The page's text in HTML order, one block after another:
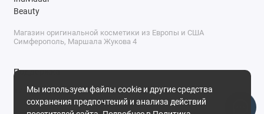
Мы используем файлы cookie и другие средства
сохранения предпочтений и анализа действий
Beauty
Магазин оригинальной косметики из Европы и США
Симферополь, Маршала Жукова 4
Поддержка
+7 (978) 586-46-46
ПН-ПТ: 9:00 - 18:00